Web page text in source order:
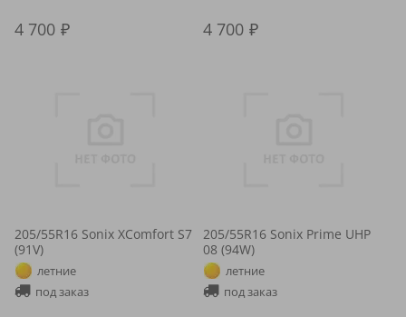
4 700 4 700
205/55R16 Sonix XComfort S7
(91V)
летние
под заказ
205/55R16 Sonix Prime UHP
08 (94W)
летние
под заказ